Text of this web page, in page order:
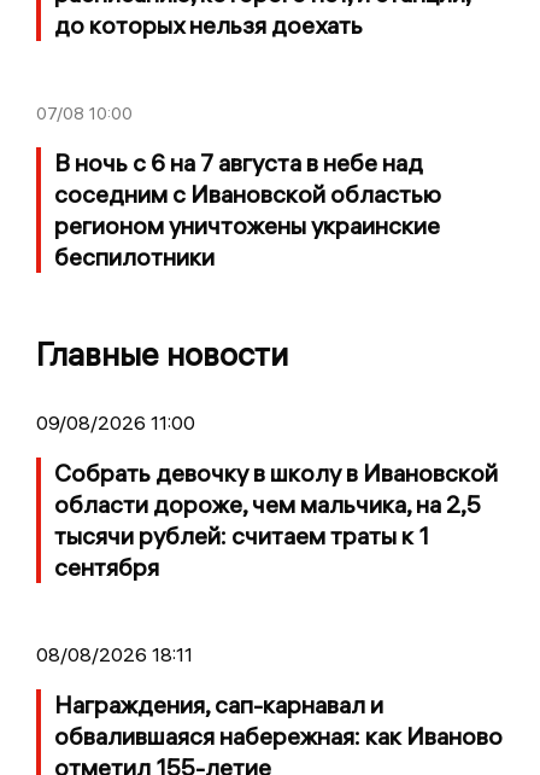
до которых нельзя доехать
07/08 10:00
В ночь с 6 на 7 августа в небе над
соседним с Ивановской областью
регионом уничтожены украинские
беспилотники
Главные новости
09/08/2026 11:00
Собрать девочку в школу в Ивановской
области дороже, чем мальчика, на 2,5
тысячи рублей: считаем траты к 1
сентября
08/08/2026 18:11
Награждения, сап-карнавал и
обвалившаяся набережная: как Иваново
отметил 155-летие